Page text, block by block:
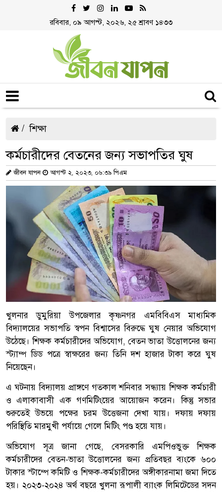
রবিবার, ০৯ আগস্ট, ২০২৬, ২৫ শ্রাবণ ১৪৩৩
শিক্ষা
কর্মচারীদের বেতনের জন্য সভাপতির ঘুষ
জীবন যাপন আগস্ট ২, ২০২৩, ০৬:৩৯ পিএম
খুলনার ডুমুরিয়া উপজেলার কৃষ্ণনগর এমবিবিএস মাধ্যমিক
বিদ্যালয়ের সভাপতি স্বপন বিশ্বাসের বিরুদ্ধে ঘুষ নেয়ার অভিযোগ
উঠেছে। শিক্ষক কর্মচারীদের অভিযোগ, বেতন ভাতা উত্তোলনের জন্য
স্ট্যাম্প ডিড পত্রে স্বাক্ষরের জন্য তিনি দশ হাজার টাকা করে ঘুষ
নিয়েছেন।
এ ঘটনায় বিদ্যালয় প্রাঙ্গণে গতকাল শনিবার সন্ধ্যায় শিক্ষক কর্মচারী
ও এলাকাবাসী এক গণমিটিংয়ের আয়োজন করেন। কিন্তু সভার
শুরুতেই উভয়ে পক্ষের চরম উত্তেজনা দেখা যায়। দফায় দফায়
পরিস্থিতি মারমুখী পর্যায়ে গেলে মিটিং পণ্ড হয়ে যায়।
অভিযোগ সূত্র জানা গেছে, বেসরকারি এমপিওভুক্ত শিক্ষক
কর্মচারীদের বেতন-ভাতা উত্তোলনের জন্য প্রতিবছর ব্যংকে ৬০০
টাকার স্টাম্পে কমিটি ও শিক্ষক-কর্মচারীদের অঙ্গীকারনামা জমা দিতে
হয়। ২০২৩-২০২৪ অর্থ বছরে খুলনা রূপালী ব্যাংক লিমিটেডের সদন